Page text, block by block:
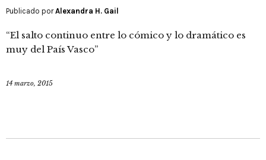
Publicado porAlexandra H. Gail
“El salto continuo entre lo cómico y lo dramático es
muy del País Vasco”
14 marzo, 2015